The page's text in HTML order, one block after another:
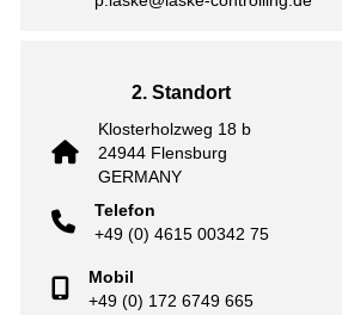
2. Standort
Klosterholzweg 18 b
24944 Flensburg
GERMANY
Telefon
+49 (0) 4615 00342 75
Mobil
+49 (0) 172 6749 665